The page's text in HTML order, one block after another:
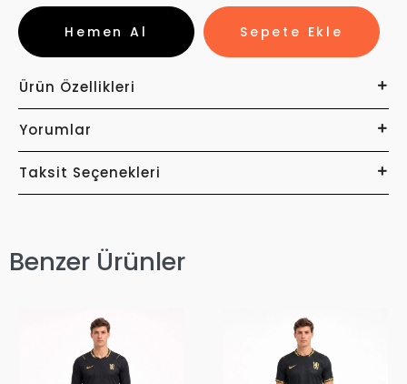
Sepete Ekle
Hemen Al
Ürün Özellikleri
Yorumlar
Taksit Seçenekleri
Benzer Ürünler